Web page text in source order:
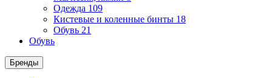
Одежда 109
Кистевые и коленные бинты 18
Обувь 21
Обувь
Бренды